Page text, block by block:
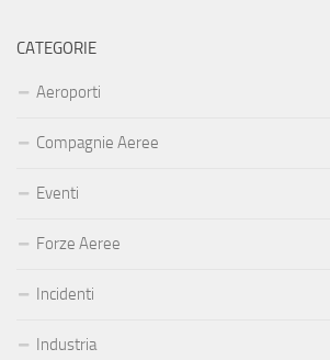
CATEGORIE
Aeroporti
Compagnie Aeree
Eventi
Forze Aeree
Incidenti
Industria